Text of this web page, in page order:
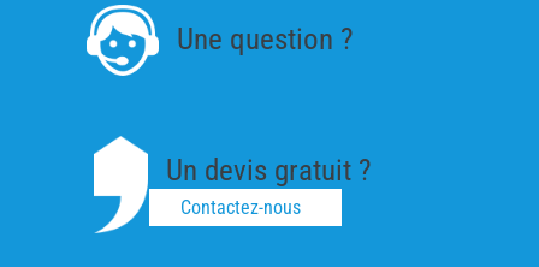
Une question ?
Un devis gratuit ?
Contactez-nous